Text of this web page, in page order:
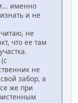
именно
и не
не
что ее там
не
забор, а
же при